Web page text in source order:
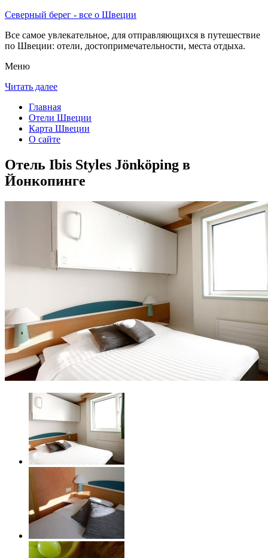
Северный берег - все о Швеции
Все самое увлекательное, для отправляющихся в путешествие
по Швеции: отели, достопримечательности, места отдыха.
Меню
Читать далее
Главная
Отели Швеции
Карта Швеции
О сайте
Отель Ibis Styles Jönköping в
Йонкопинге